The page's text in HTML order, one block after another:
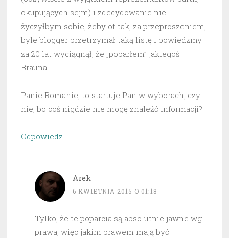
okupujących sejm) i zdecydowanie nie
życzyłbym sobie, żeby ot tak, za przeproszeniem,
byle blogger przetrzymał taką listę i powiedzmy
za 20 lat wyciągnął, że „poparłem” jakiegoś
Brauna.
Panie Romanie, to startuje Pan w wyborach, czy
nie, bo coś nigdzie nie mogę znaleźć informacji?
Odpowiedz
Arek
6 KWIETNIA 2015 O 01:18
Tylko, że te poparcia są absolutnie jawne wg
prawa, więc jakim prawem mają być